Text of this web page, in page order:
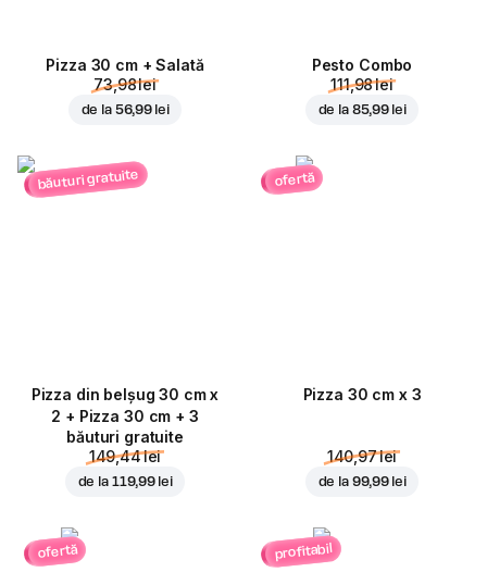
Pizza 30 cm + Salată
73,98 lei
de la 56,99 lei
Pesto Combo
111,98 lei
de la 85,99 lei
băuturi gratuite
Pizza din belșug 30 cm x
2 + Pizza 30 cm + 3
băuturi gratuite
149,44 lei
de la 119,99 lei
ofertă
Pizza 30 cm x 3
140,97 lei
de la 99,99 lei
ofertă profitabil